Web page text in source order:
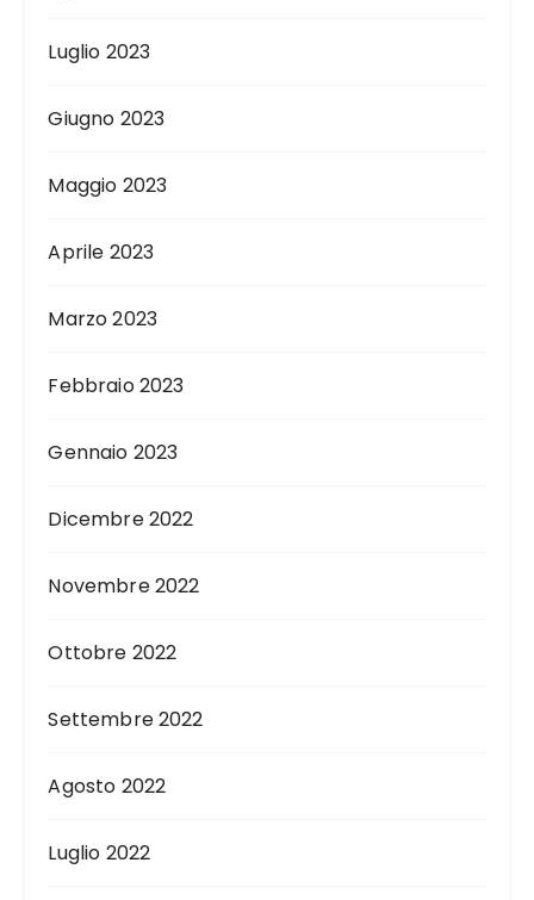
Luglio 2023
Giugno 2023
Maggio 2023
Aprile 2023
Marzo 2023
Febbraio 2023
Gennaio 2023
Dicembre 2022
Novembre 2022
Ottobre 2022
Settembre 2022
Agosto 2022
Luglio 2022